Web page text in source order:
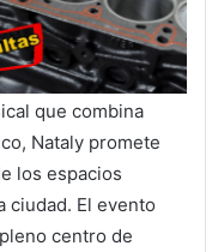
que combina
Nataly promete
los espacios
ciudad. El evento
centro de